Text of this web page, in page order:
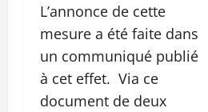
L’annonce de cette
mesure a été faite dans
un communiqué publié
à cet effet. Via ce
document de deux